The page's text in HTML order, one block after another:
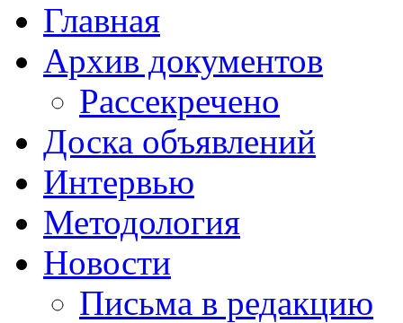
Главная
Архив документов
Рассекречено
Доска объявлений
Интервью
Методология
Новости
Письма в редакцию